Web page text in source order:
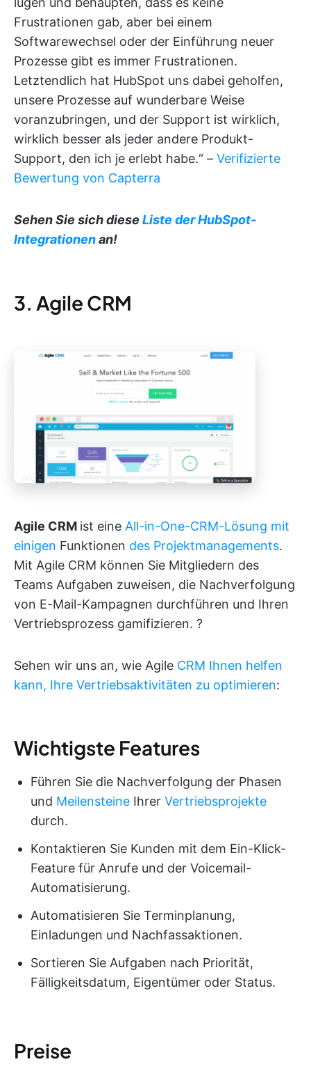
Frustrationen gab, aber bei einem
Softwarewechsel oder der Einführung neuer
Prozesse gibt es immer Frustrationen.
Letztendlich hat HubSpot uns dabei geholfen,
unsere Prozesse auf wunderbare Weise
voranzubringen, und der Support ist wirklich,
wirklich besser als jeder andere Produkt-
Support, den ich je erlebt habe.“ – Verifizierte
Bewertung von Capterra
Sehen Sie sich diese Liste der HubSpot-
Integrationenan!
3. Agile CRM
Agile CRM ist eine All-in-One-CRM-Lösung mit
einigen Funktionen des Projektmanagements.
Mit Agile CRM können Sie Mitgliedern des
Teams Aufgaben zuweisen, die Nachverfolgung
von E-Mail-Kampagnen durchführen und Ihren
Vertriebsprozess gamifizieren. ?
Sehen wir uns an, wie Agile CRM Ihnen helfen
kann, Ihre Vertriebsaktivitäten zu optimieren:
Wichtigste Features
Führen Sie die Nachverfolgung der Phasen
und Meilensteine Ihrer Vertriebsprojekte
durch.
Kontaktieren Sie Kunden mit dem Ein-Klick-
Feature für Anrufe und der Voicemail-
Automatisierung.
Automatisieren Sie Terminplanung,
Einladungen und Nachfassaktionen.
Sortieren Sie Aufgaben nach Priorität,
Fälligkeitsdatum, Eigentümer oder Status.
Preise